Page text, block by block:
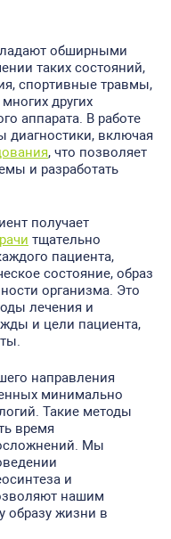
обширными
таких состояний,
спортивные травмы,
других
аппарата. В работе
включая
, что позволяет
и разработать
получает
тщательно
пациента,
состояние, образ
организма. Это
лечения и
и цели пациента,
направления
минимально
Такие методы
время
Мы
и
нашим
образу жизни в